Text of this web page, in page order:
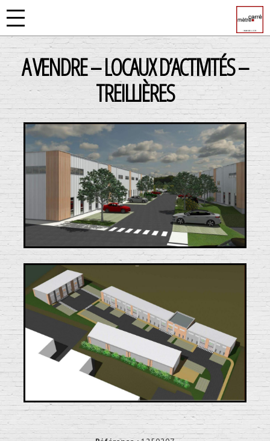
A VENDRE – LOCAUX D’ACTIVITÉS –
TREILLIÈRES